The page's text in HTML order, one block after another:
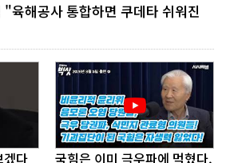
육해공사 통합하면 쿠데타 쉬워진
겠다
국힘은 이미 극우파에 먹혔다.